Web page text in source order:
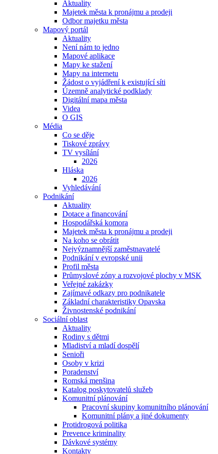
Aktuality
Majetek města k pronájmu a prodeji
Odbor majetku města
Mapový portál
Aktuality
Není nám to jedno
Mapové aplikace
Mapy ke stažení
Mapy na internetu
Žádost o vyjádření k existující síti
Územně analytické podklady
Digitální mapa města
Videa
O GIS
Média
Co se děje
Tiskové zprávy
TV vysílání
2026
Hláska
2026
Vyhledávání
Podnikání
Aktuality
Dotace a financování
Hospodářská komora
Majetek města k pronájmu a prodeji
Na koho se obrátit
Nejvýznamnější zaměstnavatelé
Podnikání v evropské unii
Profil města
Průmyslové zóny a rozvojové plochy v MSK
Veřejné zakázky
Zajímavé odkazy pro podnikatele
Základní charakteristiky Opavska
Živnostenské podnikání
Sociální oblast
Aktuality
Rodiny s dětmi
Mladiství a mladí dospělí
Senioři
Osoby v krizi
Poradenství
Romská menšina
Katalog poskytovatelů služeb
Komunitní plánování
Pracovní skupiny komunitního plánování
Komunitní plány a jiné dokumenty
Protidrogová politika
Prevence kriminality
Dávkové systémy
Kontakty